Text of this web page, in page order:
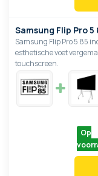
Samsung Flip Pro
Samsung Flip Pro 5 85
esthetische voet
touchscreen.
Op